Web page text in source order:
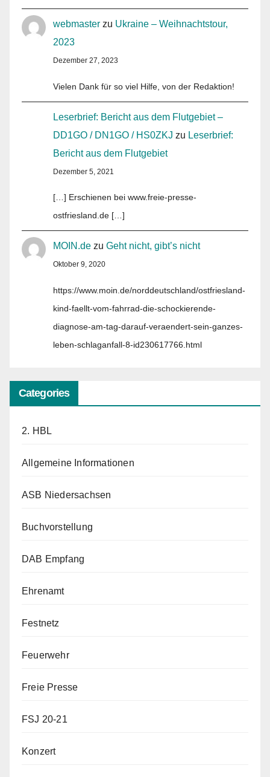
webmaster zu Ukraine – Weihnachtstour,
2023
Dezember 27, 2023
Vielen Dank für so viel Hilfe, von der Redaktion!
Leserbrief: Bericht aus dem Flutgebiet –
DD1GO / DN1GO / HS0ZKJ zu Leserbrief:
Bericht aus dem Flutgebiet
Dezember 5, 2021
[…] Erschienen bei www.freie-presse-
ostfriesland.de […]
MOIN.de zu Geht nicht, gibt’s nicht
Oktober 9, 2020
https://www.moin.de/norddeutschland/ostfriesland-
kind-faellt-vom-fahrrad-die-schockierende-
diagnose-am-tag-darauf-veraendert-sein-ganzes-
leben-schlaganfall-8-id230617766.html
Categories
2. HBL
Allgemeine Informationen
ASB Niedersachsen
Buchvorstellung
DAB Empfang
Ehrenamt
Festnetz
Feuerwehr
Freie Presse
FSJ 20-21
Konzert